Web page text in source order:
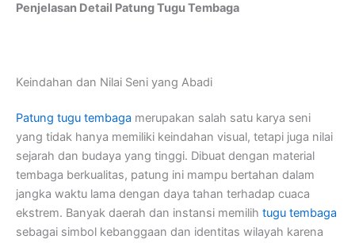
Penjelasan Detail Patung Tugu Tembaga
Keindahan dan Nilai Seni yang Abadi
Patung tugu tembaga merupakan salah satu karya seni
yang tidak hanya memiliki keindahan visual, tetapi juga nilai
sejarah dan budaya yang tinggi. Dibuat dengan material
tembaga berkualitas, patung ini mampu bertahan dalam
jangka waktu lama dengan daya tahan terhadap cuaca
ekstrem. Banyak daerah dan instansi memilih tugu tembaga
sebagai simbol kebanggaan dan identitas wilayah karena